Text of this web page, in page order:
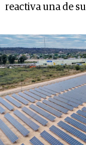
reactiva una de